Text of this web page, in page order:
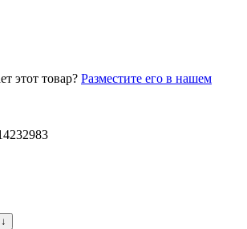
этот товар? Разместите его в нашем